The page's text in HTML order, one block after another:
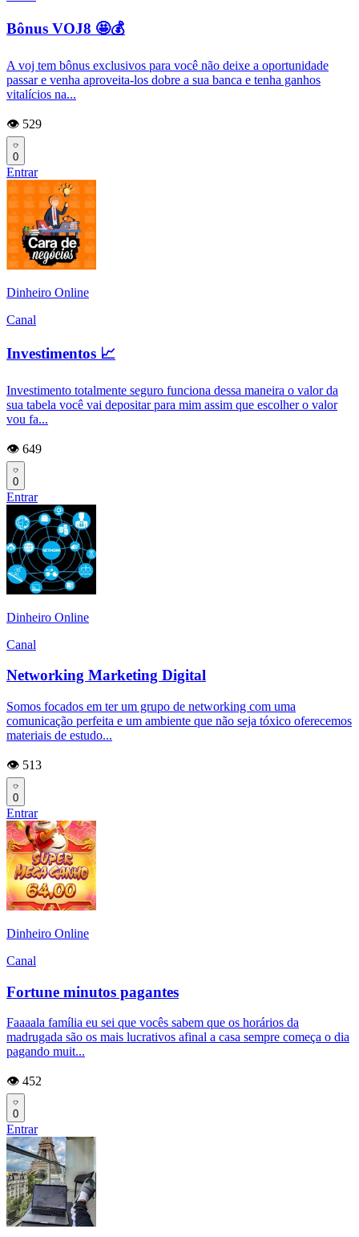
Bônus VOJ8 🤩💰
A voj tem bônus exclusivos para você não deixe a oportunidade
passar e venha aproveita-los dobre a sua banca e tenha ganhos
vitalícios na...
👁️ 529
0
Entrar
Dinheiro Online
Canal
Investimentos 📈
Investimento totalmente seguro funciona dessa maneira o valor da
sua tabela você vai depositar para mim assim que escolher o valor
vou fa...
👁️ 649
0
Entrar
Dinheiro Online
Canal
Networking Marketing Digital
Somos focados em ter um grupo de networking com uma
comunicação perfeita e um ambiente que não seja tóxico oferecemos
materiais de estudo...
👁️ 513
0
Entrar
Dinheiro Online
Canal
Fortune minutos pagantes
Faaaala família eu sei que vocês sabem que os horários da
madrugada são os mais lucrativos afinal a casa sempre começa o dia
pagando muit...
👁️ 452
0
Entrar